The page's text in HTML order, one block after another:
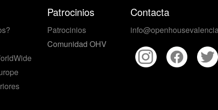
Patrocinios
Patrocinios
Comunidad OHV
Contacta